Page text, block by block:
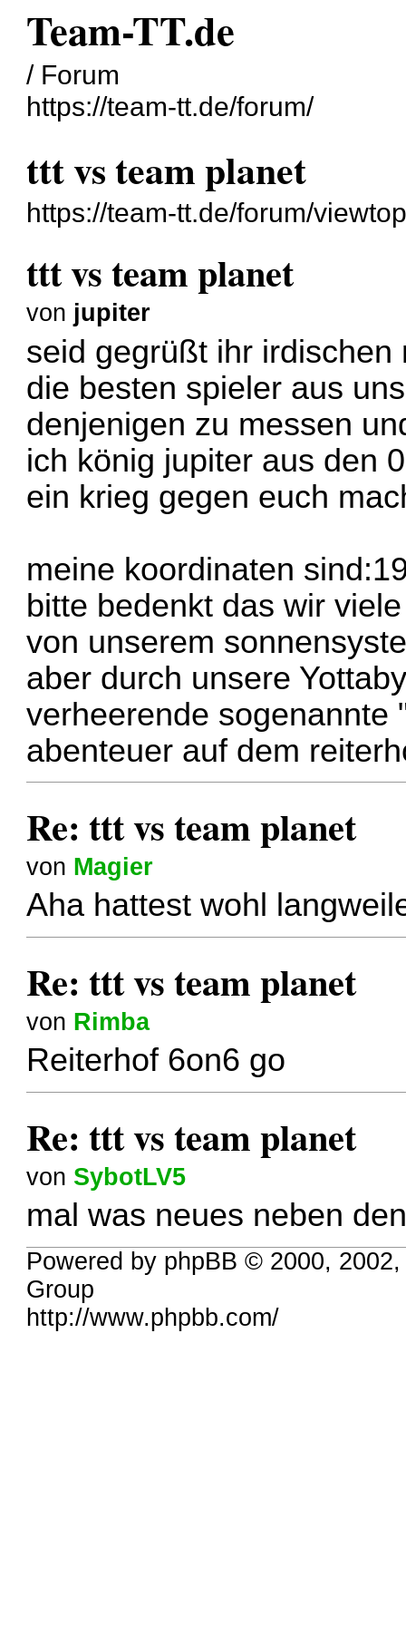
Team-TT.de
/ Forum
https://team-tt.de/forum/
ttt vs team planet
https://team-tt.de/forum/
ttt vs team planet
von jupiter
seid gegrüßt ihr
die besten spieler aus
denjenigen zu messen
ich könig jupiter aus den
ein krieg gegen euch
meine koordinaten
bitte bedenkt das wir
von unserem
aber durch unsere
verheerende sogenannte
abenteuer auf dem
Re: ttt vs team planet
von Magier
Aha hattest wohl
Re: ttt vs team planet
von Rimba
Reiterhof 6on6 go
Re: ttt vs team planet
von SybotLV5
mal was neues neben
Powered by phpBB © 2000,
Group
http://www.phpbb.com/